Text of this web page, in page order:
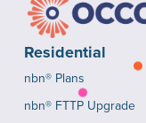
Residential
nbn® Plans
nbn® FTTP Upgrade